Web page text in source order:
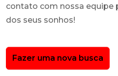
contato com nossa equipe
dos seus sonhos!
Fazer uma nova busca